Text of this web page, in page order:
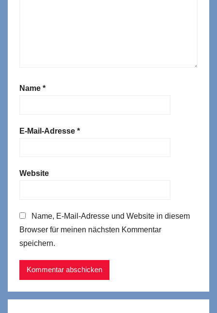
Name *
E-Mail-Adresse *
Website
Name, E-Mail-Adresse und Website in diesem
Browser für meinen nächsten Kommentar
speichern.